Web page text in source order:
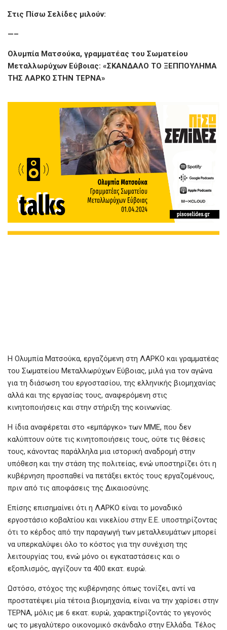
Στις Πίσω Σελίδες μιλούν:
—–
Ολυμπία Ματσούκα, γραμματέας του Σωματείου
Μεταλλωρύχων Εύβοιας: «ΣΚΑΝΔΑΛΟ ΤΟ ΞΕΠΠΟΥΛΗΜΑ
ΤΗΣ ΛΑΡΚΟ ΣΤΗΝ ΤΕΡΝΑ»
Η Ολυμπία Ματσούκα, εργαζόμενη στη ΛΑΡΚΟ και γραμματέας
του Σωματείου Μεταλλωρύχων Εύβοιας, μιλά για τον αγώνα
για τη διάσωση του εργοστασίου, της ελληνικής βιομηχανίας
αλλά και της εργασίας τους, αναφερόμενη στις
κινητοποιήσεις και στην στήριξη της κοινωνίας.
Η ίδια αναφέρεται στο «εμπάργκο» των ΜΜΕ, που δεν
καλύπτουν ούτε τις κινητοποιήσεις τους, ούτε τις θέσεις
τους, κάνοντας παράλληλα μια ιστορική αναδρομή στην
υπόθεση και την στάση της πολιτείας, ενώ υποστηρίζει ότι η
κυβέρνηση προσπαθεί να πετάξει εκτός τους εργαζομένους,
πριν από τις αποφάσεις της Δικαιοσύνης.
Επίσης επισημαίνει ότι η ΛΑΡΚΟ είναι το μοναδικό
εργοστάσιο κοβαλτίου και νικελίου στην Ε.Ε. υποστηρίζοντας
ότι το κέρδος από την παραγωγή των μεταλλευμάτων μπορεί
να υπερκαλύψει όλο το κόστος για την συνέχιση της
λειτουργίας του, ενώ μόνο οι εγκαταστάσεις και ο
εξοπλισμός, αγγίζουν τα 400 εκατ. ευρώ.
Ωστόσο, στόχος της κυβέρνησης όπως τονίζει, αντί να
προστατέψει μία τέτοια βιομηχανία, είναι να την χαρίσει στην
ΤΕΡΝΑ, μόλις με 6 εκατ. ευρώ, χαρακτηρίζοντάς το γεγονός
ως το μεγαλύτερο οικονομικό σκάνδαλο στην Ελλάδα. Τέλος